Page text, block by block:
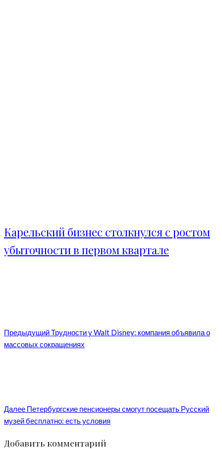
Карельский бизнес столкнулся с ростом
убыточности в первом квартале
ПредыдущийТрудности у Walt Disney: компания объявила о
массовых сокращениях
Далее Петербургские пенсионеры смогут посещать Русский
музей бесплатно: есть условия
Добавить комментарий